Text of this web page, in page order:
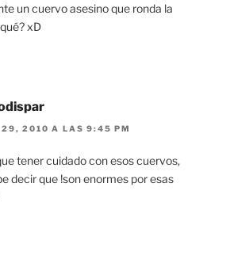
un cuervo asesino que ronda la
xD
29, 2010 A LAS 9:45 PM
tener cuidado con esos cuervos,
decir que !son enormes por esas